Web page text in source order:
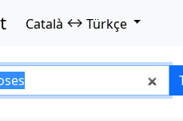
Català ↔ Türkçe
roses –